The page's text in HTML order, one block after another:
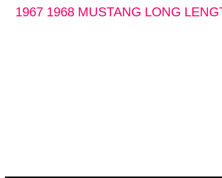
1967 1968 MUSTANG LONG